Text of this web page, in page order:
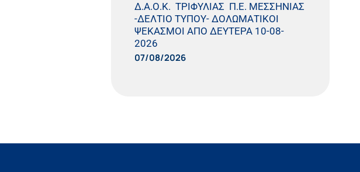
Δ.Α.Ο.Κ. ΤΡΙΦΥΛΙΑΣ Π.Ε. ΜΕΣΣΗΝΙΑΣ
-ΔΕΛΤΙΟ ΤΥΠΟΥ- ΔΟΛΩΜΑΤΙΚΟΙ
ΨΕΚΑΣΜΟΙ ΑΠΟ ΔΕΥΤΕΡΑ 10-08-
2026
07/08/2026